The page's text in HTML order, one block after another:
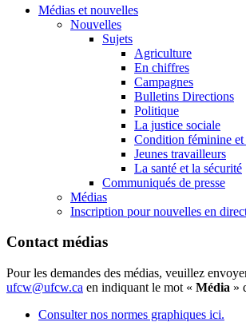
Médias et nouvelles
Nouvelles
Sujets
Agriculture
En chiffres
Campagnes
Bulletins Directions
Politique
La justice sociale
Condition féminine et
Jeunes travailleurs
La santé et la sécurité
Communiqués de presse
Médias
Inscription pour nouvelles en
Contact médias
Pour les demandes des médias, veuillez
ufcw@ufcw.ca en indiquant le mot « Média »
Consulter nos normes graphiques ici.